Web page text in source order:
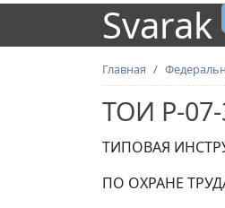
Svarak
Главная
ТОИ Р-
ТИПОВАЯ
ПО ОХРАНЕ